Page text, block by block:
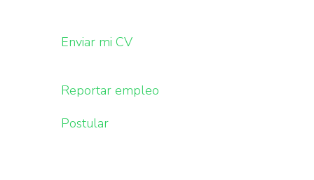
Enviar mi CV
Reportar empleo
Postular